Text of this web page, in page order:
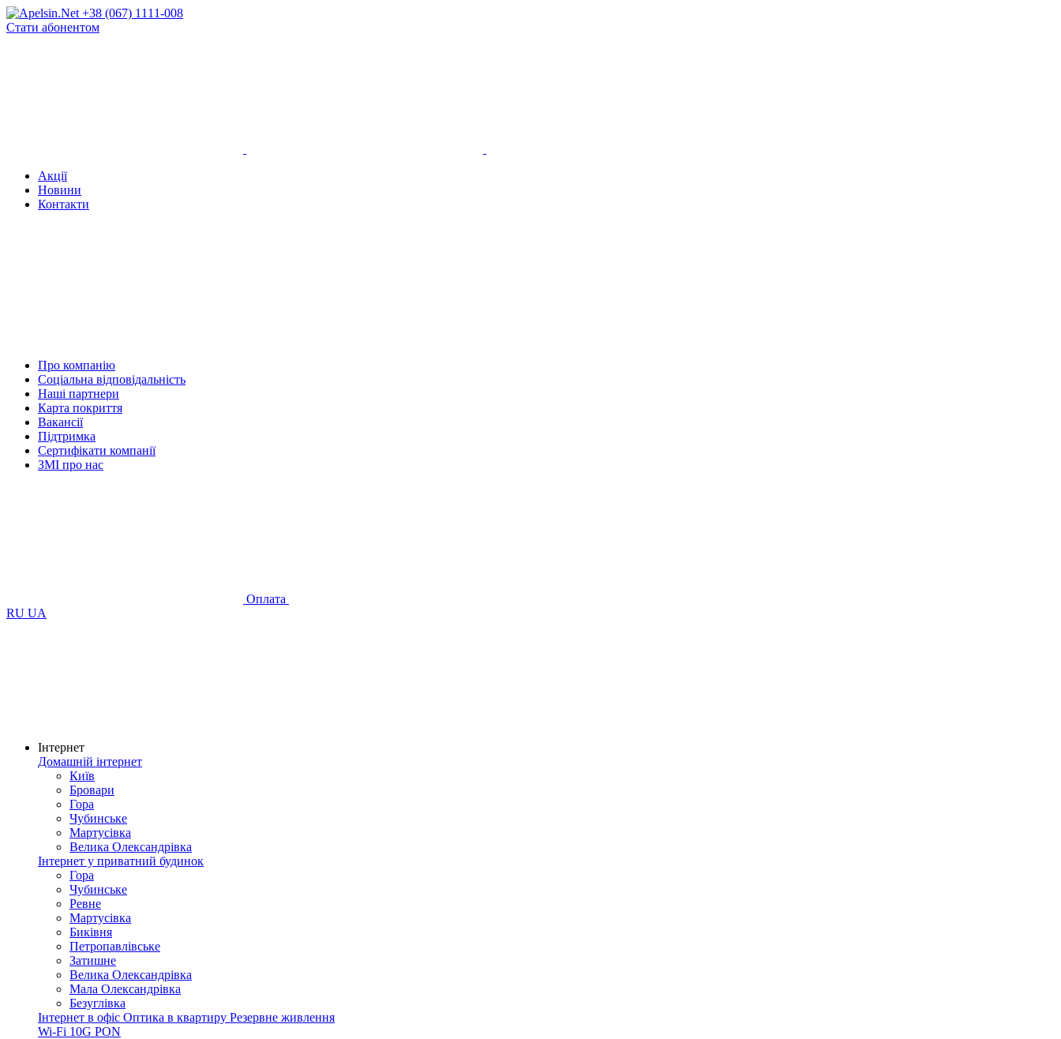
+38 (067) 1111-008
Стати абонентом
Акції
Новини
Контакти
Про компанію
Соціальна відповідальність
Наші партнери
Карта покриття
Вакансії
Підтримка
Сертифікати компанії
ЗМІ про нас
Оплата
RU UA
Інтернет
Домашній інтернет
Київ
Бровари
Гора
Чубинське
Мартусівка
Велика Олександрівка
Інтернет у приватний будинок
Гора
Чубинське
Ревне
Мартусівка
Биківня
Петропавлівське
Затишне
Велика Олександрівка
Мала Олександрівка
Безуглівка
Інтернет в офіс Оптика в квартиру Резервне живлення
Wi-Fi 10G PON